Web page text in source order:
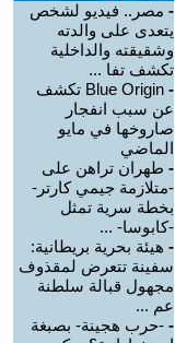
- مصر.. فيديو لشخص
يتعدى على والدته
وشقيقته والداخلية
تكشف تفا ...
-
Blue Origin تكشف
عن سبب انفجار
صاروخها في مايو
الماضي
- طهران تراهن على
-متلازمة جيمي كارتر-
بخطة سرية تمثل
-كابوسا- ...
- هيئة بحرية بريطانية:
سفينة تتعرض لمقذوف
مجهول قبالة سلطنة
عم ...
- -حرب هجينة- بصبغة